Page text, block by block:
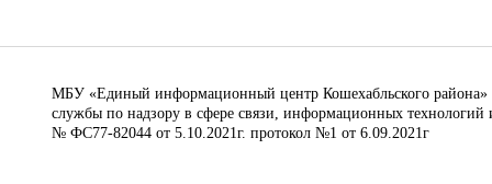
МБУ «Единый информационный центр Кошехабльского района»
службы по надзору в сфере связи, информационных
№ ФС77-82044 от 5.10.2021г. протокол №1 от 6.09.2021г